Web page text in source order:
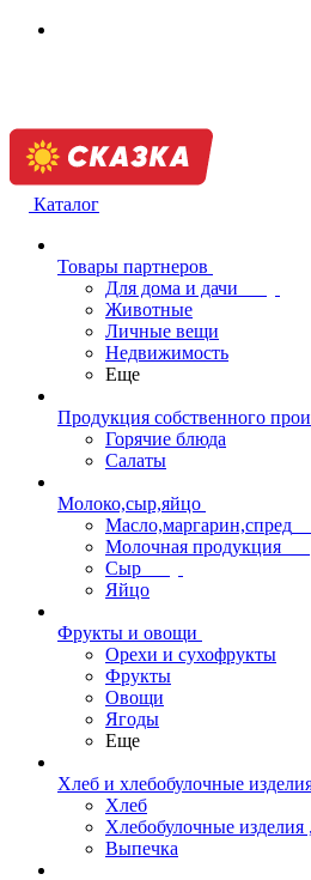
Каталог
Товары партнеров
Для дома и дачи
Животные
Личные вещи
Недвижимость
Еще
Продукция собственного
Горячие блюда
Салаты
Молоко,сыр,яйцо
Масло,маргарин,спред
Молочная продукция
Сыр
Яйцо
Фрукты и овощи
Орехи и сухофрукты
Фрукты
Овощи
Ягоды
Еще
Хлеб и хлебобулочные
Хлеб
Хлебобулочные изделия
Выпечка